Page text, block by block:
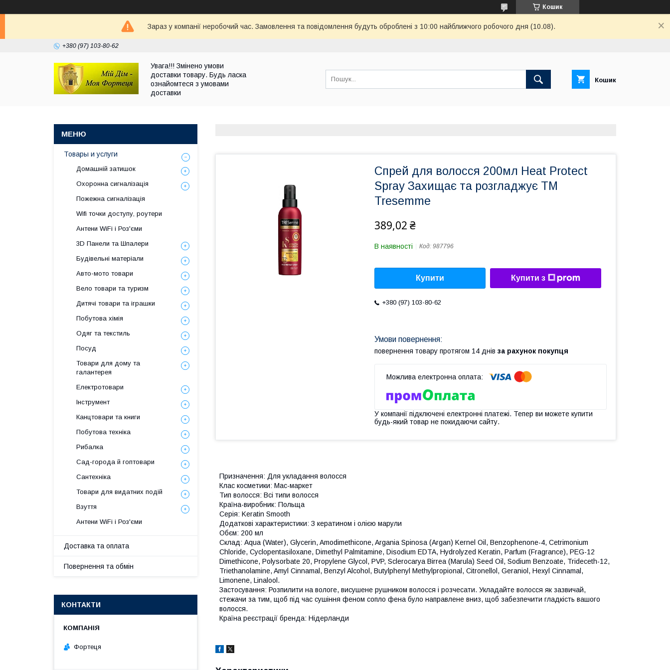
Кошик
Зараз у компанії неробочий час. Замовлення та повідомлення будуть оброблені з 10:00 найближчого робочого дня (10.08).
+380 (97) 103-80-62
Увага!!! Змінено умови
доставки товару. Будь ласка
ознайомтеся з умовами
доставки
Кошик
Спрей для волосся 200мл Heat Protect
Spray Захищає та розгладжує ТМ
Tresemme
389,02 ₴
В наявності Код: 987796
Купити Купити з
+380 (97) 103-80-62
повернення товару протягом 14 днів за рахунок покупця
У компанії підключені електронні платежі. Тепер ви можете купити
будь-який товар не покидаючи сайту.
Призначення: Для укладання волосся
Клас косметики: Мас-маркет
Тип волосся: Всі типи волосся
Країна-виробник: Польща
Серія: Keratin Smooth
Додаткові характеристики: З кератином і олією марули
Обєм: 200 мл
Склад: Aqua (Water), Glycerin, Amodimethicone, Argania Spinosa (Argan) Kernel Oil, Benzophenone-4, Cetrimonium
Chloride, Cyclopentasiloxane, Dimethyl Palmitamine, Disodium EDTA, Hydrolyzed Keratin, Parfum (Fragrance), PEG-12
Dimethicone, Polysorbate 20, Propylene Glycol, PVP, Sclerocarya Birrea (Marula) Seed Oil, Sodium Benzoate, Trideceth-12,
Triethanolamine, Amyl Cinnamal, Benzyl Alcohol, Butylphenyl Methylpropional, Citronellol, Geraniol, Hexyl Cinnamal,
Limonene, Linalool.
Застосування: Розпилити на вологе, висушене рушником волосся і розчесати. Укладайте волосся як зазвичай,
стежачи за тим, щоб під час сушіння феном сопло фена було направлене вниз, щоб забезпечити гладкість вашого
волосся.
Країна реєстрації бренда: Нідерланди
Товары и услуги
Домашній затишок
Охоронна сигналізація
Пожежна сигналізація
Wifi точки доступу, роутери
Антени WiFi і Роз'єми
3D Панели та Шпалери
Будівельні матеріали
Авто-мото товари
Вело товари та туризм
Дитячі товари та іграшки
Побутова хімія
Одяг та текстиль
Посуд
Товари для дому та
галантерея
Електротовари
Інструмент
Канцтовари та книги
Побутова техніка
Рибалка
Сад-города й гоптовари
Сантехніка
Товари для видатних подій
Взуття
Антени WiFi і Роз'єми
Доставка та оплата
Повернення та обмін
КОНТАКТИ
Фортеця